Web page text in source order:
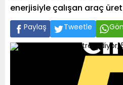
enerjisiyle çalışan araç
Paylaş Tweetle